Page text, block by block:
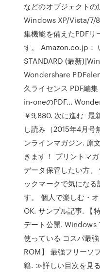
などのオブジェクト
Windows XP/Vista/7/
集機能を備えたPDF
す。 Amazon.co.jp：
STANDARD (最新
Wondershare
久ライセンス PDF編
in-oneのPDF…
￥9,880. 次に進む 最
し読み（2015年4月号
ンラインマガジン. 原
きます！ プリントマ
データ保管したい方
ックマークで気にな
す。 個人で楽しむ・
OK. サンプル記事. 【
デート公開. Windows
使っている コスパ最
ROM】 最強フリーソ
籍. ≫詳しい目次を見